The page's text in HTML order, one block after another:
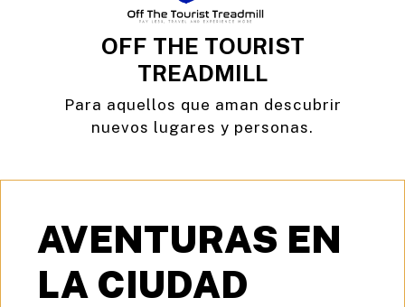
OFF THE TOURIST
TREADMILL
Para aquellos que aman descubrir
nuevos lugares y personas.
AVENTURAS EN
LA CIUDAD